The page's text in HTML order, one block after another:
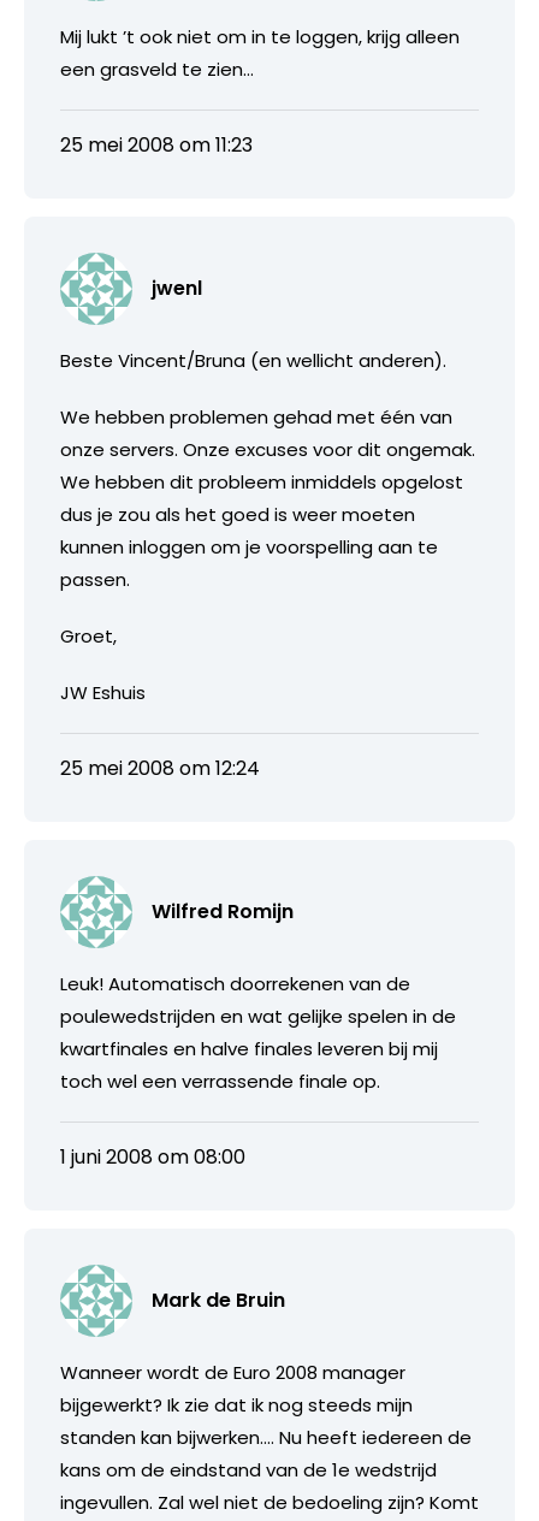
Mij lukt ’t ook niet om in te loggen, krijg alleen
een grasveld te zien…
25 mei 2008 om 11:23
jwenl
Beste Vincent/Bruna (en wellicht anderen).
We hebben problemen gehad met één van
onze servers. Onze excuses voor dit ongemak.
We hebben dit probleem inmiddels opgelost
dus je zou als het goed is weer moeten
kunnen inloggen om je voorspelling aan te
passen.
Groet,
JW Eshuis
25 mei 2008 om 12:24
Wilfred Romijn
Leuk! Automatisch doorrekenen van de
poulewedstrijden en wat gelijke spelen in de
kwartfinales en halve finales leveren bij mij
toch wel een verrassende finale op.
1 juni 2008 om 08:00
Mark de Bruin
Wanneer wordt de Euro 2008 manager
bijgewerkt? Ik zie dat ik nog steeds mijn
standen kan bijwerken…. Nu heeft iedereen de
kans om de eindstand van de 1e wedstrijd
ingevullen. Zal wel niet de bedoeling zijn? Komt